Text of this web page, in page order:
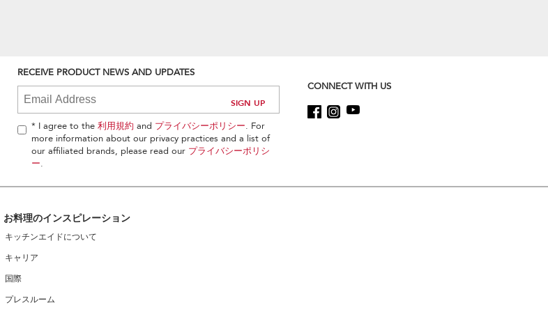
RECEIVE PRODUCT NEWS AND UPDATES
* I agree to the 利用規約 and プライバシーポリシー. For
more information about our privacy practices and a list of
our affiliated brands, please read our プライバシーポリシ
ー.
CONNECT WITH US
お料理のインスピレーション
キッチンエイドについて
キャリア
国際
プレスルーム